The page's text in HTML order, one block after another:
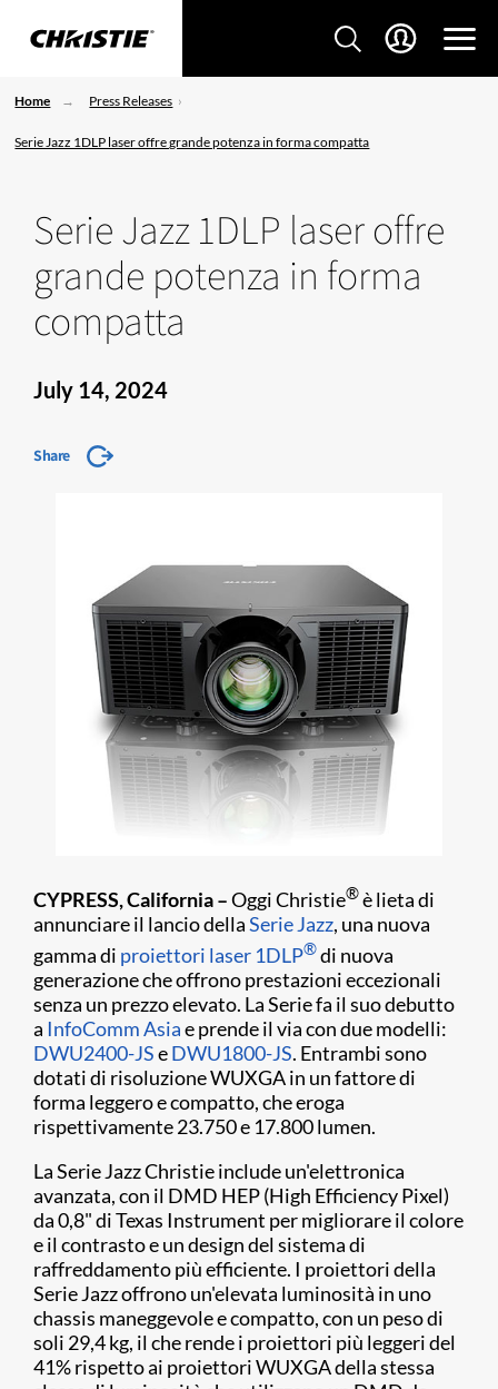
Home Press Releases
Serie Jazz 1DLP laser offre grande potenza in forma compatta
Serie Jazz 1DLP laser offre
grande potenza in forma
compatta
July 14, 2024
Share
CYPRESS, California –Oggi Christie®è lieta di
annunciare il lancio dellaSerie Jazz, una nuova
gamma di proiettori laser 1DLP®di nuova
generazione che offrono prestazioni eccezionali
senza un prezzo elevato. La Serie fa il suo debutto
a InfoComm Asiae prende il via con due modelli:
DWU2400-JSeDWU1800-JS. Entrambi sono
dotati di risoluzione WUXGA in un fattore di
forma leggero e compatto, che eroga
rispettivamente 23.750 e 17.800 lumen.
La Serie Jazz Christie include un'elettronica
avanzata, con il DMD HEP (High Efficiency Pixel)
da 0,8" di Texas Instrument per migliorare il colore
e il contrasto e un design del sistema di
raffreddamento più efficiente. I proiettori della
Serie Jazz offrono un'elevata luminosità in uno
chassis maneggevole e compatto, con un peso di
soli 29,4 kg, il che rende i proiettori più leggeri del
41% rispetto ai proiettori WUXGA della stessa